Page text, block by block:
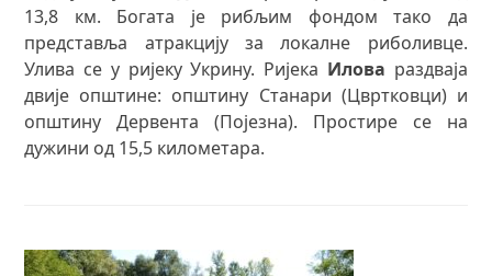
13,8 км. Богата је рибљим фондом тако да
представља атракцију за локалне риболивце.
Улива се у ријеку Укрину. Ријека Илова раздваја
двије општине: општину Станари (Цвртковци) и
општину Дервента (Појезна). Простире се на
дужини од 15,5 километара.